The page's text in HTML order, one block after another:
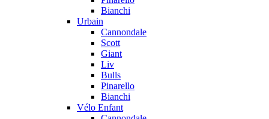
Bianchi
Urbain
Cannondale
Scott
Giant
Liv
Bulls
Pinarello
Bianchi
Vélo Enfant